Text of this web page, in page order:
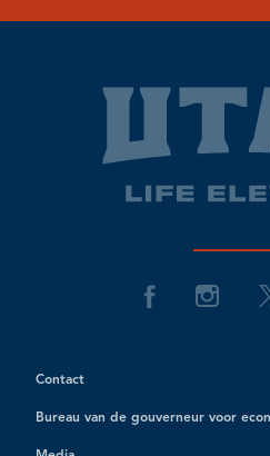
Contact
Bureau van de gouverneur voor